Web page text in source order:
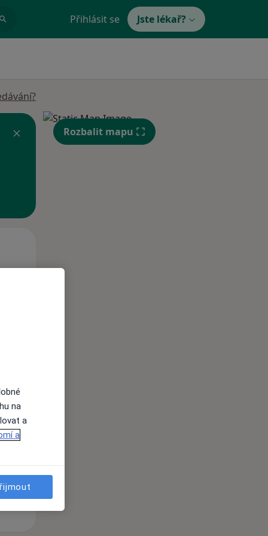
Přihlásit se Jste lékař?
Rozbalit mapu
na
a
a